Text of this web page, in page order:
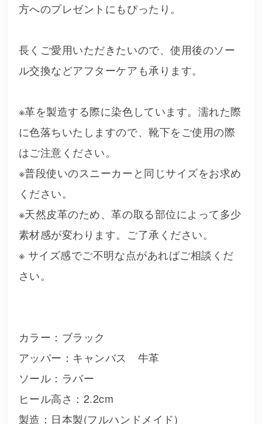
方へのプレゼントにもぴったり。
長くご愛用いただきたいので、使用後のソー
ル交換などアフターケアも承ります。
※革を製造する際に染色しています。濡れた際
に色落ちいたしますので、靴下をご使用の際
はご注意ください。
※普段使いのスニーカーと同じサイズをお求め
ください。
※天然皮革のため、革の取る部位によって多少
素材感が変わります。ご了承ください。
※ サイズ感でご不明な点があればご相談くだ
さい。
カラー：ブラック
アッパー：キャンバス 牛革
ソール：ラバー
ヒール高さ：2.2cm
製造：日本製(フルハンドメイド)